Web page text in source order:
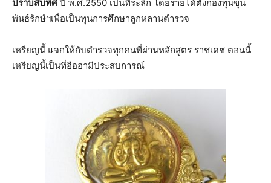
ปราบสิบทิศ ปี พ.ศ.2550 เป็นที่ระลึก โดยรายได้ตั้งกองทุนขุน
พันธ์รักษ์ฯเพื่อเป็นทุนการศึกษาลูกหลานตำรวจ
เหรียญนี้ แจกให้กับตำรวจทุกคนที่ผ่านหลักสูตร ราชเดช ตอนนี้
เหรียญนี้เป็นที่ฮือฮามีประสบการณ์